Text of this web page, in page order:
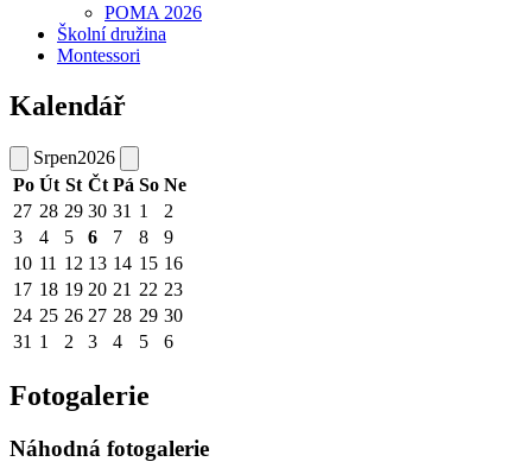
POMA 2026
Školní družina
Montessori
Kalendář
Srpen2026
Po Út St Čt Pá So Ne
27 28 29 30 31 1
2
3
4 5 6 7 8
9
10 11 12 13 14 15 16
17 18 19 20 21 22 23
24 25 26 27 28 29 30
31 1 2 3 4 5 6
Fotogalerie
Náhodná fotogalerie